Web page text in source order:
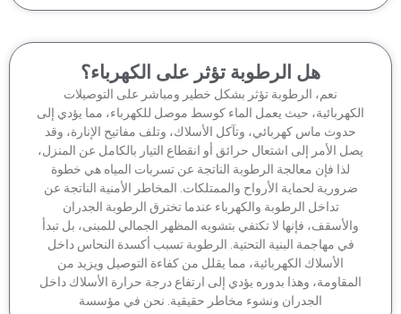
هل الرطوبة تؤثر على الكهرباء؟
نعم، الرطوبة تؤثر بشكل خطير ومباشر على التوصيلات
حيث يعمل الماء كوسط موصل للكهرباء، مما يؤدي إلى
حدوث ماس كهربائي، وتآكل الأسلاك، وتلف مفاتيح الإنارة، وقد
الأمر إلى اشتعال حرائق أو انقطاع التيار بالكامل عن المنزل،
لذا فإن معالجة الرطوبة الناتجة عن تسربات المياه هي خطوة
لحماية الأرواح والممتلكات. المخاطر الأمنية الناتجة عن
تداخل الرطوبة والكهرباء عندما تخترق الرطوبة الجدران
فإنها لا تكتفي بتشويه المظهر الجمالي للمبنى، بل تبدأ
في مهاجمة البنية التحتية. الرطوبة تسبب أكسدة النحاس داخل
الأسلاك الكهربائية، مما يقلل من كفاءة التوصيل ويزيد من
وهذا بدوره يؤدي إلى ارتفاع درجة حرارة الأسلاك داخل
الجدران ونشوء مخاطر حقيقية. نحن في مؤسسة